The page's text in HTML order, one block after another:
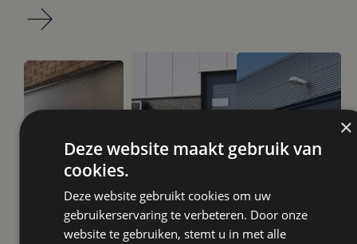
×
Deze website maakt gebruik van
cookies.
Deze website gebruikt cookies om uw
gebruikerservaring te verbeteren. Door onze
website te gebruiken, stemt u in met alle